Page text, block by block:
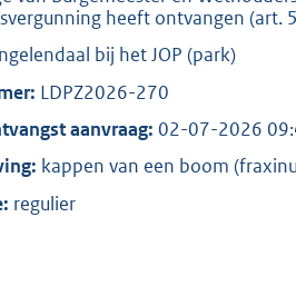
heeft ontvangen (art.
bij het JOP (park)
LDPZ2026-270
aanvraag: 02-07-2026
kappen van een boom
regulier